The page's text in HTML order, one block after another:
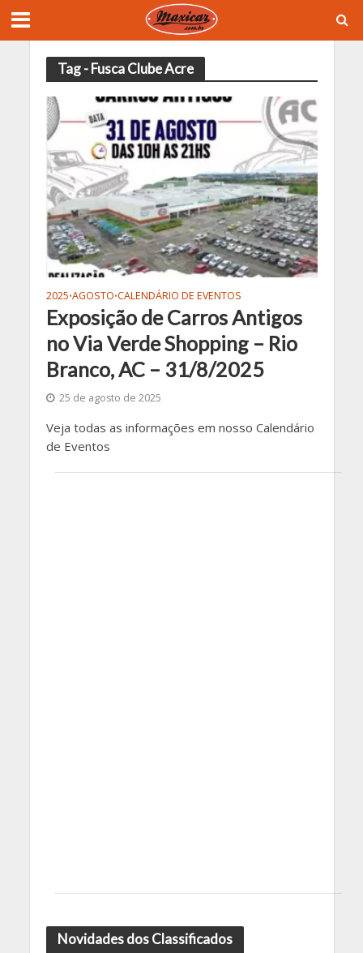
Tag - Fusca Clube Acre
2025•AGOSTO•CALENDÁRIO DE EVENTOS
Exposição de Carros Antigos
no Via Verde Shopping – Rio
Branco, AC – 31/8/2025
25 de agosto de 2025
Veja todas as informações em nosso Calendário
de Eventos
Novidades dos Classificados